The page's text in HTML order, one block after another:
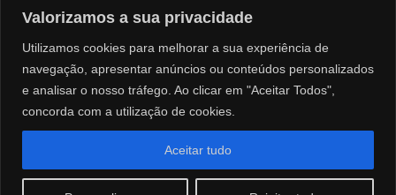
Valorizamos a sua privacidade
Utilizamos cookies para melhorar a sua experiência de
navegação, apresentar anúncios ou conteúdos personalizados
e analisar o nosso tráfego. Ao clicar em "Aceitar Todos",
concorda com a utilização de cookies.
Aceitar tudo
Website desenhado por Roberto Coutinho
© 2012-2026 PokéCenter Blog